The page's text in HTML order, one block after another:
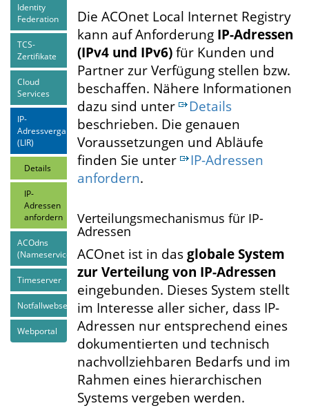
Identity
Federation
TCS-
Zertifikate
Cloud
Services
IP-
Adressvergabe
(LIR)
Details
IP-
Adressen
anfordern
ACOdns
(Nameservices)
Timeserver
Notfallwebseite
Webportal
Die ACOnet Local Internet Registry
kann auf Anforderung IP-Adressen
(IPv4 und IPv6) für Kunden und
Partner zur Verfügung stellen bzw.
beschaffen. Nähere Informationen
dazu sind unter
Details
beschrieben. Die genauen
Voraussetzungen und Abläufe
finden Sie unter
IP-Adressen
anfordern.
Verteilungsmechanismus für IP-
Adressen
ACOnet ist in das globale System
zur Verteilung von IP-Adressen
eingebunden. Dieses System stellt
im Interesse aller sicher, dass IP-
Adressen nur entsprechend eines
dokumentierten und technisch
nachvollziehbaren Bedarfs und im
Rahmen eines hierarchischen
Systems vergeben werden.